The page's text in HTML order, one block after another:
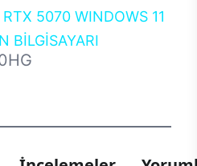
5070 WINDOWS 11
BİLGİSAYARI